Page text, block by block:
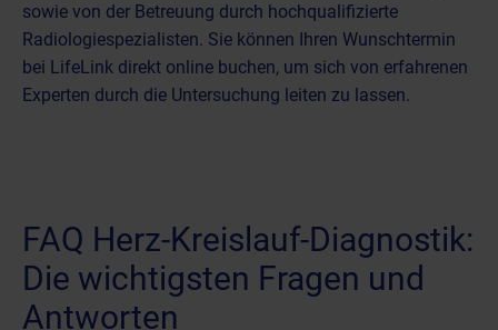
sowie von der Betreuung durch hochqualifizierte
Radiologiespezialisten. Sie können Ihren Wunschtermin
bei LifeLink direkt online buchen, um sich von erfahrenen
Experten durch die Untersuchung leiten zu lassen.
FAQ Herz-Kreislauf-Diagnostik:
Die wichtigsten Fragen und
Antworten